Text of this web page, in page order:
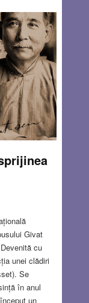
magice. Pe
va reduce
care acceptă
sănătatea,
ceea ce nu e
6 COMMENTS
Givat
cu
unei clădiri
Se
în anul
un